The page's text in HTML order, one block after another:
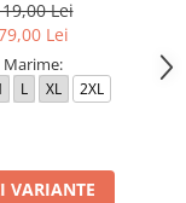
Lei
Lei
Marime:
L XL 2XL
VARIANTE